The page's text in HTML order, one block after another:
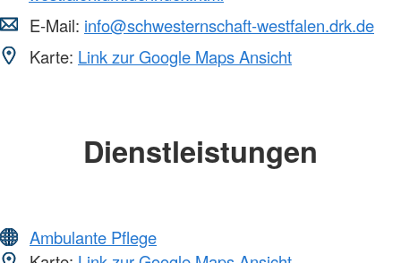
E-Mail: info@schwesternschaft-westfalen.drk.de
Karte: Link zur Google Maps Ansicht
Dienstleistungen
Ambulante Pflege